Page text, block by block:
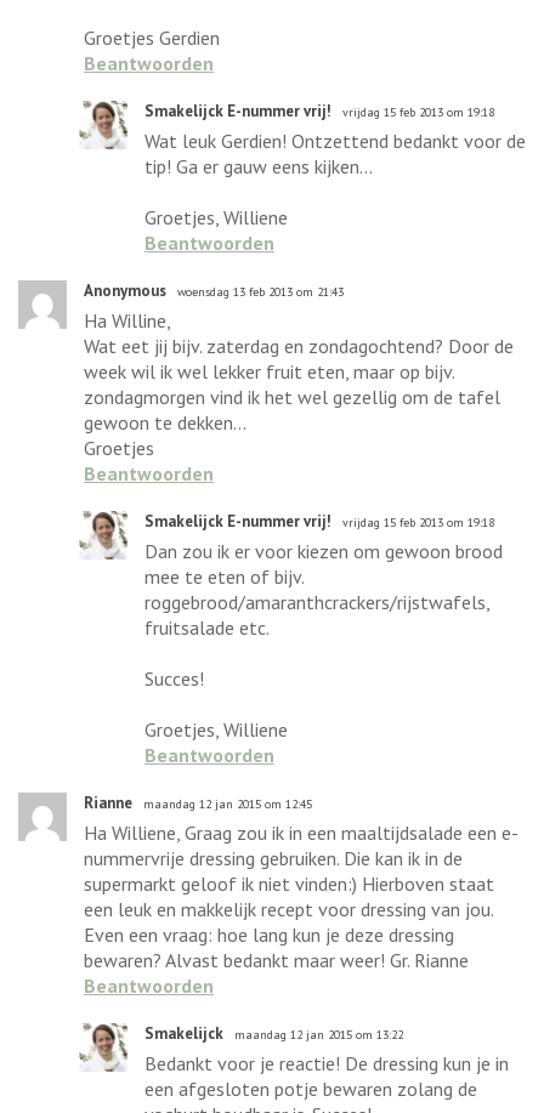
Groetjes Gerdien
Beantwoorden
Smakelijck E-nummer vrij! vrijdag 15 feb 2013 om 19:18
Wat leuk Gerdien! Ontzettend bedankt voor de
tip! Ga er gauw eens kijken...
Groetjes, Williene
Beantwoorden
Anonymous woensdag 13 feb 2013 om 21:43
Ha Willine,
Wat eet jij bijv. zaterdag en zondagochtend? Door de
week wil ik wel lekker fruit eten, maar op bijv.
zondagmorgen vind ik het wel gezellig om de tafel
gewoon te dekken...
Groetjes
Beantwoorden
Smakelijck E-nummer vrij! vrijdag 15 feb 2013 om 19:18
Dan zou ik er voor kiezen om gewoon brood
mee te eten of bijv.
roggebrood/amaranthcrackers/rijstwafels,
fruitsalade etc.
Succes!
Groetjes, Williene
Beantwoorden
Rianne maandag 12 jan 2015 om 12:45
Ha Williene, Graag zou ik in een maaltijdsalade een e-
nummervrije dressing gebruiken. Die kan ik in de
supermarkt geloof ik niet vinden:) Hierboven staat
een leuk en makkelijk recept voor dressing van jou.
Even een vraag: hoe lang kun je deze dressing
bewaren? Alvast bedankt maar weer! Gr. Rianne
Beantwoorden
Smakelijck maandag 12 jan 2015 om 13:22
Bedankt voor je reactie! De dressing kun je in
een afgesloten potje bewaren zolang de